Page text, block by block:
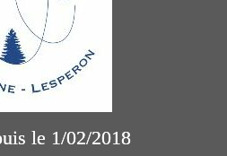
le 1/02/2018